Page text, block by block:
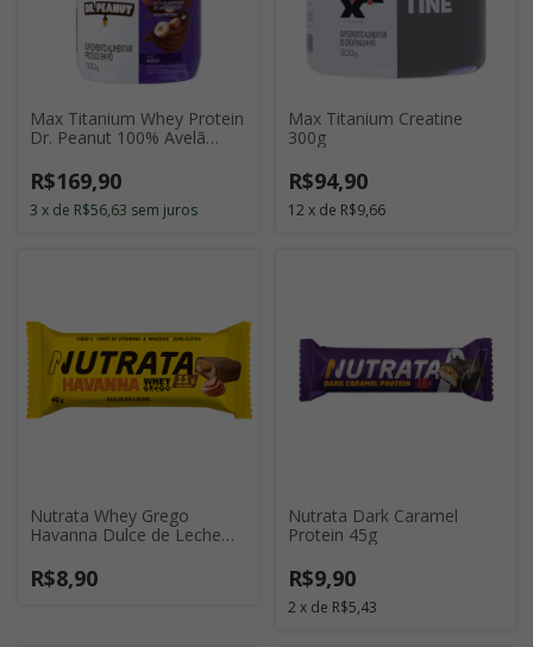
Max Titanium Whey Protein
Dr. Peanut 100% Avelã
R$169,90
3 x de R$56,63 sem juros
Max Titanium Creatine
300g
R$94,90
12 x de R$9,66
Nutrata Whey Grego
Havanna Dulce de Leche
R$8,90
Nutrata Dark Caramel
Protein 45g
R$9,90
2 x de R$5,43